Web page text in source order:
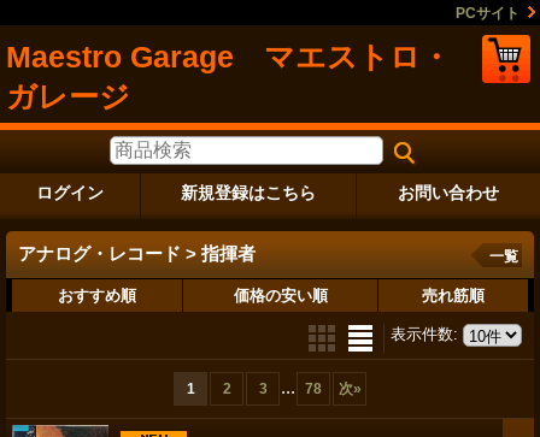
PCサイト
Maestro Garage マエストロ・
ガレージ
ログイン 新規登録はこちら お問い合わせ
アナログ・レコード > 指揮者 一覧
おすすめ順 価格の安い順 売れ筋順
表示件数:
1 2 3 ... 78 次»